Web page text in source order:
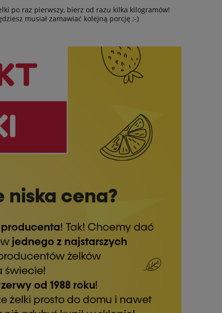
po raz pierwszy, bierz od razu kilka kilogramów!
musiał zamawiać kolejną porcję ;-)